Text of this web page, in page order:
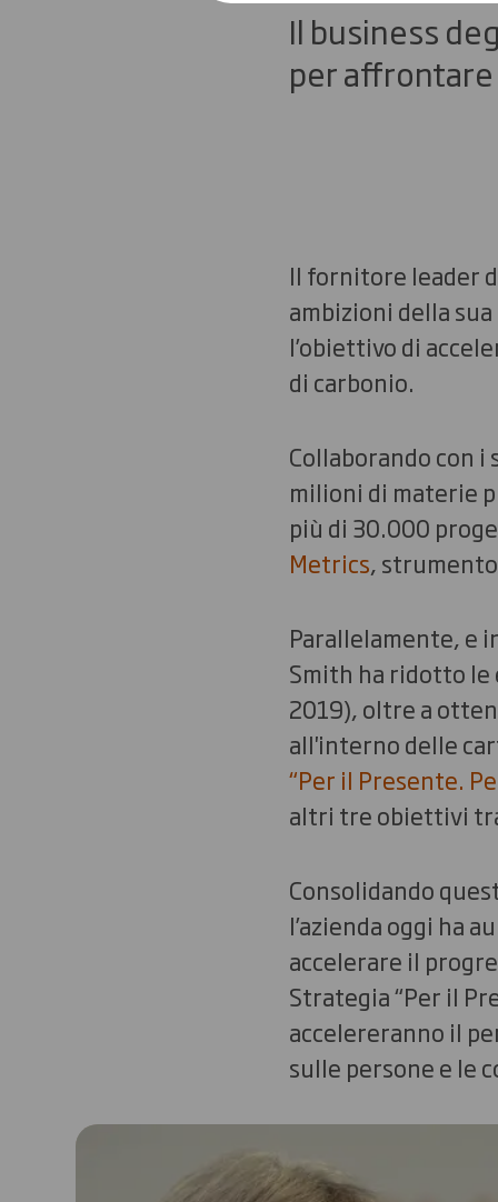
Il business
per
Il fornitore leader
ambizioni della
l’obiettivo di
di carbonio.
Collaborando con
milioni di materie
più di 30.000
Metrics,
Parallelamente, e
Smith ha ridotto le
2019), oltre a
all'interno delle
“Per il Presente.
altri tre obiettivi
Consolidando
l’azienda oggi ha
accelerare il
Strategia “Per il
accelereranno il
sulle persone e le